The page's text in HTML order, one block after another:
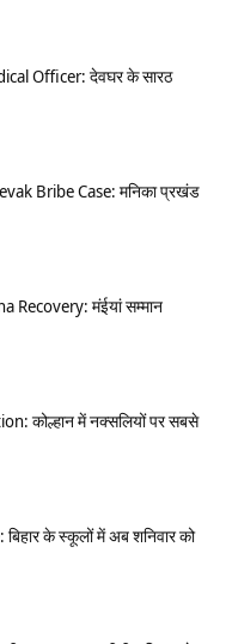
Officer: देवघर के सारठ
Bribe Case: मनिका प्रखंड
Recovery: मंईयां सम्मान
कोल्हान में नक्सलियों पर सबसे
के स्कूलों में अब शनिवार को